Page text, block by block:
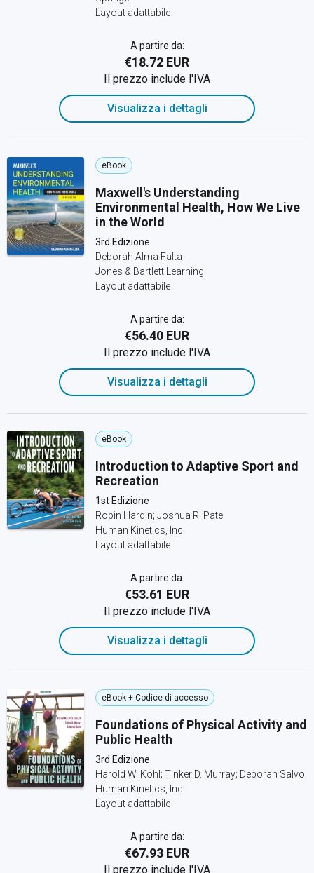
Layout adattabile
A partire da:
€18.72 EUR
Il prezzo include l'IVA
Visualizza i dettagli
eBook
Maxwell's Understanding
Environmental Health, How We Live
in the World
3rd Edizione
Deborah Alma Falta
Jones & Bartlett Learning
Layout adattabile
A partire da:
€56.40 EUR
Il prezzo include l'IVA
Visualizza i dettagli
eBook
Introduction to Adaptive Sport and
Recreation
1st Edizione
Robin Hardin; Joshua R. Pate
Human Kinetics, Inc.
Layout adattabile
A partire da:
€53.61 EUR
Il prezzo include l'IVA
Visualizza i dettagli
eBook + Codice di accesso
Foundations of Physical Activity and
Public Health
3rd Edizione
Harold W. Kohl; Tinker D. Murray; Deborah Salvo
Human Kinetics, Inc.
Layout adattabile
A partire da:
€67.93 EUR
Il prezzo include l'IVA